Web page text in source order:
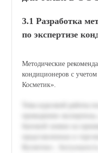
3.1 Разработка
по экспертизе
Методические
кондиционеров с
Косметик».